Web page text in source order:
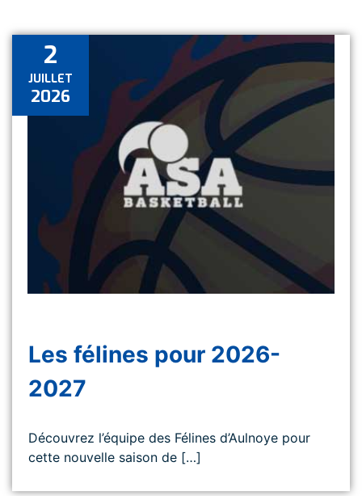
2
JUILLET
2026
Les félines pour 2026-
2027
Découvrez l’équipe des Félines d’Aulnoye pour
cette nouvelle saison de […]